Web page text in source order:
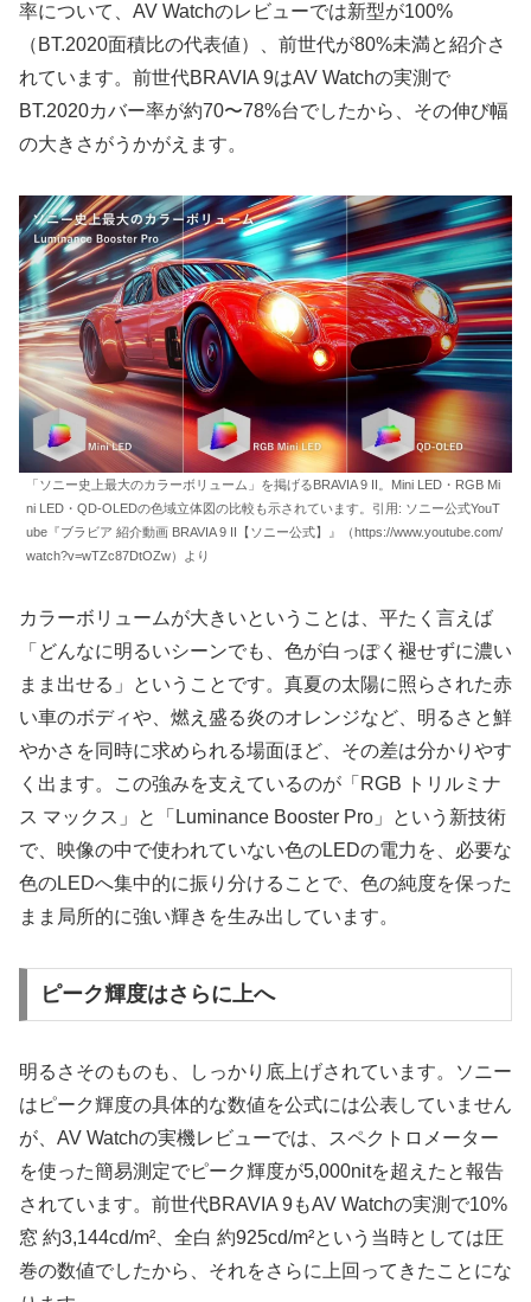
率について、AV Watchのレビューでは新型が100%
（BT.2020面積比の代表値）、前世代が80%未満と紹介さ
れています。前世代BRAVIA 9はAV Watchの実測で
BT.2020カバー率が約70〜78%台でしたから、その伸び幅
の大きさがうかがえます。
「ソニー史上最大のカラーボリューム」を掲げるBRAVIA 9 II。Mini LED・RGB Mi
ni LED・QD-OLEDの色域立体図の比較も示されています。引用: ソニー公式YouT
ube『ブラビア 紹介動画 BRAVIA 9 II【ソニー公式】』（https://www.youtube.com/
watch?v=wTZc87DtOZw）より
カラーボリュームが大きいということは、平たく言えば
「どんなに明るいシーンでも、色が白っぽく褪せずに濃い
まま出せる」ということです。真夏の太陽に照らされた赤
い車のボディや、燃え盛る炎のオレンジなど、明るさと鮮
やかさを同時に求められる場面ほど、その差は分かりやす
く出ます。この強みを支えているのが「RGB トリルミナ
ス マックス」と「Luminance Booster Pro」という新技術
で、映像の中で使われていない色のLEDの電力を、必要な
色のLEDへ集中的に振り分けることで、色の純度を保った
まま局所的に強い輝きを生み出しています。
ピーク輝度はさらに上へ
明るさそのものも、しっかり底上げされています。ソニー
はピーク輝度の具体的な数値を公式には公表していません
が、AV Watchの実機レビューでは、スペクトロメーター
を使った簡易測定でピーク輝度が5,000nitを超えたと報告
されています。前世代BRAVIA 9もAV Watchの実測で10%
窓 約3,144cd/m²、全白 約925cd/m²という当時としては圧
巻の数値でしたから、それをさらに上回ってきたことにな